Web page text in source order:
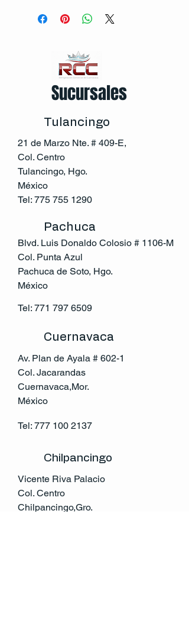
Sucursales
Tulancingo
21 de Marzo Nte. # 409-E,
Col. Centro
Tulancingo, Hgo.
México
Tel: 775 755 1290
Pachuca
Blvd. Luis Donaldo Colosio # 1106-M
Col. Punta Azul
Pachuca de Soto, Hgo.
México
Tel: 771 797 6509
Cuernavaca
Av. Plan de Ayala # 602-1
Col. Jacarandas
Cuernavaca,Mor.
México
Tel: 777 100 2137
Chilpancingo
Vicente Riva Palacio
Col. Centro
Chilpancingo,Gro.